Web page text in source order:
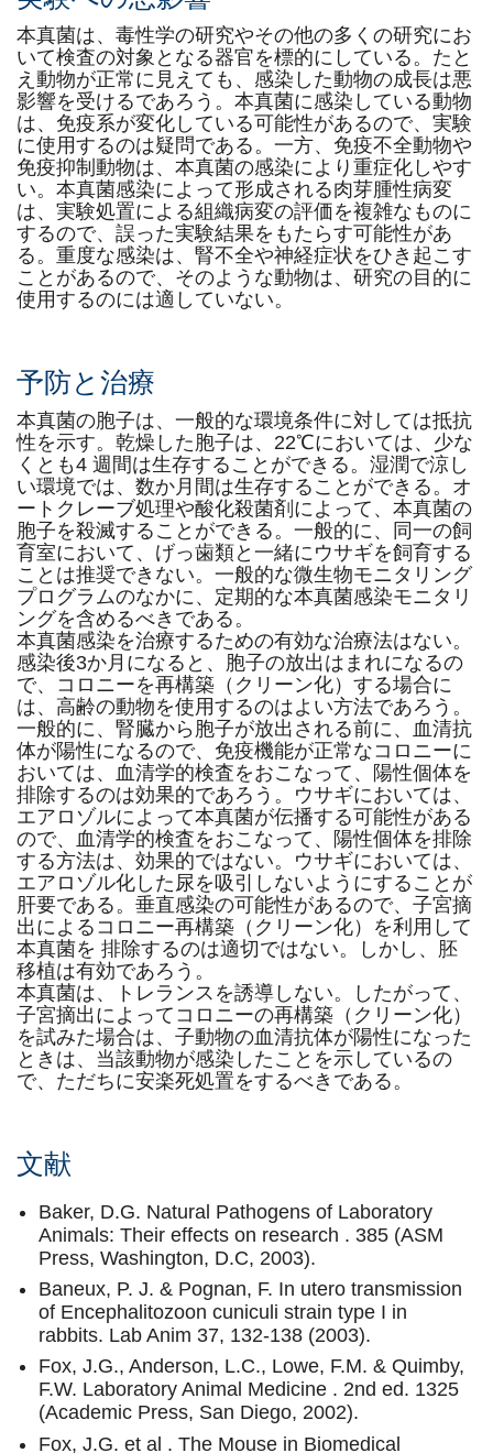
本真菌は、毒性学の研究やその他の多くの研究にお
いて検査の対象となる器官を標的にしている。たと
え動物が正常に見えても、感染した動物の成長は悪
影響を受けるであろう。本真菌に感染している動物
は、免疫系が変化している可能性があるので、実験
に使用するのは疑問である。一方、免疫不全動物や
免疫抑制動物は、本真菌の感染により重症化しやす
い。本真菌感染によって形成される肉芽腫性病変
は、実験処置による組織病変の評価を複雑なものに
するので、誤った実験結果をもたらす可能性があ
る。重度な感染は、腎不全や神経症状をひき起こす
ことがあるので、そのような動物は、研究の目的に
使用するのには適していない。
予防と治療
本真菌の胞子は、一般的な環境条件に対しては抵抗
性を示す。乾燥した胞子は、22℃においては、少な
くとも4 週間は生存することができる。湿潤で涼し
い環境では、数か月間は生存することができる。オ
ートクレーブ処理や酸化殺菌剤によって、本真菌の
胞子を殺滅することができる。一般的に、同一の飼
育室において、げっ歯類と一緒にウサギを飼育する
ことは推奨できない。一般的な微生物モニタリング
プログラムのなかに、定期的な本真菌感染モニタリ
ングを含めるべきである。
本真菌感染を治療するための有効な治療法はない。
感染後3か月になると、胞子の放出はまれになるの
で、コロニーを再構築（クリーン化）する場合に
は、高齢の動物を使用するのはよい方法であろう。
一般的に、腎臓から胞子が放出される前に、血清抗
体が陽性になるので、免疫機能が正常なコロニーに
おいては、血清学的検査をおこなって、陽性個体を
排除するのは効果的であろう。ウサギにおいては、
エアロゾルによって本真菌が伝播する可能性がある
ので、血清学的検査をおこなって、陽性個体を排除
する方法は、効果的ではない。ウサギにおいては、
エアロゾル化した尿を吸引しないようにすることが
肝要である。垂直感染の可能性があるので、子宮摘
出によるコロニー再構築（クリーン化）を利用して
本真菌を 排除するのは適切ではない。しかし、胚
移植は有効であろう。
本真菌は、トレランスを誘導しない。したがって、
子宮摘出によってコロニーの再構築（クリーン化）
を試みた場合は、子動物の血清抗体が陽性になった
ときは、当該動物が感染したことを示しているの
で、ただちに安楽死処置をするべきである。
文献
Baker, D.G. Natural Pathogens of Laboratory
Animals: Their effects on research . 385 (ASM
Press, Washington, D.C, 2003).
Baneux, P. J. & Pognan, F. In utero transmission
of Encephalitozoon cuniculi strain type I in
rabbits. Lab Anim 37, 132-138 (2003).
Fox, J.G., Anderson, L.C., Lowe, F.M. & Quimby,
F.W. Laboratory Animal Medicine . 2nd ed. 1325
(Academic Press, San Diego, 2002).
Fox, J.G. et al . The Mouse in Biomedical